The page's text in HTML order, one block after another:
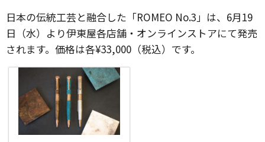
日本の伝統工芸と融合した「ROMEO No.3」は、6月19
日（水）より伊東屋各店舗・オンラインストアにて発売
されます。価格は各¥33,000（税込）です。